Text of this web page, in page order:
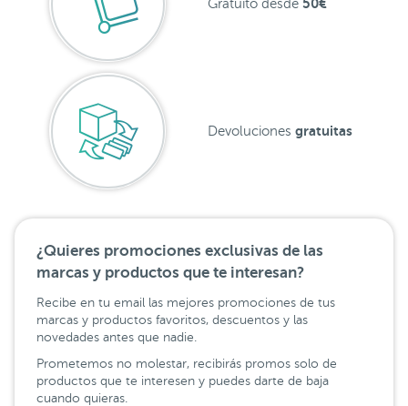
Gratuito desde 50€
Devoluciones gratuitas
¿Quieres promociones exclusivas de las
marcas y productos que te interesan?
Recibe en tu email las mejores promociones de tus
marcas y productos favoritos, descuentos y las
novedades antes que nadie.
Prometemos no molestar, recibirás promos solo de
productos que te interesen y puedes darte de baja
cuando quieras.